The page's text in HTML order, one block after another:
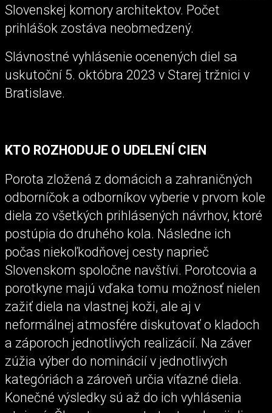
Slovenskej komory architektov. Počet
prihlášok zostáva neobmedzený.
Slávnostné vyhlásenie ocenených diel sa
uskutoční 5. októbra 2023 v Starej tržnici v
Bratislave.
KTO ROZHODUJE O UDELENÍ CIEN
Porota zložená z domácich a zahraničných
odborníčok a odborníkov vyberie v prvom kole
diela zo všetkých prihlásených návrhov, ktoré
postúpia do druhého kola. Následne ich
počas niekoľkodňovej cesty naprieč
Slovenskom spoločne navštívi. Porotcovia a
porotkyne majú vďaka tomu možnosť nielen
zažiť diela na vlastnej koži, ale aj v
neformálnej atmosfére diskutovať o kladoch
a záporoch jednotlivých realizácií. Na záver
zúžia výber do nominácií v jednotlivých
kategóriách a zároveň určia víťazné diela.
Konečné výsledky sú až do ich vyhlásenia